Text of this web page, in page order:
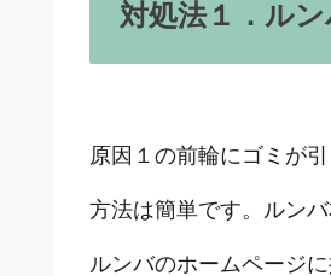
対処法１．ル
原因１の前輪にゴミが
方法は簡単です。ルン
ルンバのホームページ